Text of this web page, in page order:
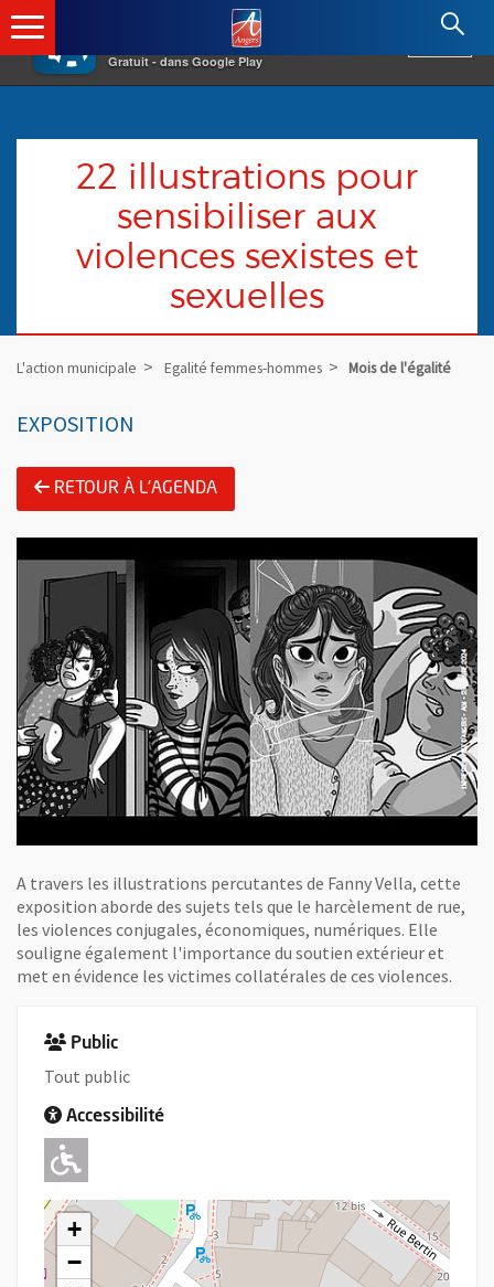
×
Gratuit - dans Google Play
Angers.fr : Retour à l'accueil
22 illustrations pour
sensibiliser aux
violences sexistes et
sexuelles
L'action municipale Egalité femmes-hommes Mois de l'égalité
EXPOSITION
RETOUR À L'AGENDA
A travers les illustrations percutantes de Fanny Vella, cette
exposition aborde des sujets tels que le harcèlement de rue,
les violences conjugales, économiques, numériques. Elle
souligne également l'importance du soutien extérieur et
met en évidence les victimes collatérales de ces violences.
Public
Tout public
Accessibilité
Adapté pour l'handicap Moteur
+
−